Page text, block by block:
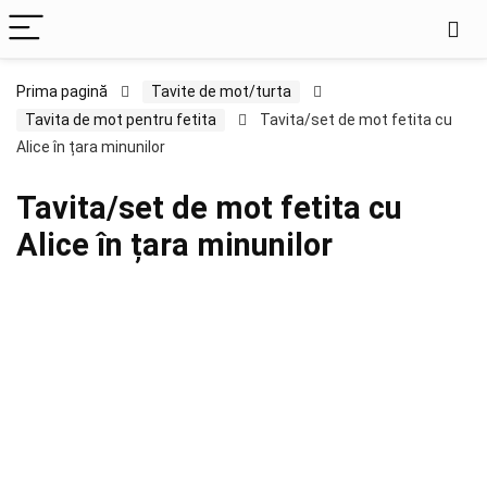
Prima pagină
Tavite de mot/turta
Tavita de mot pentru fetita
Tavita/set de mot fetita cu
Alice în țara minunilor
Tavita/set de mot fetita cu
Alice în țara minunilor